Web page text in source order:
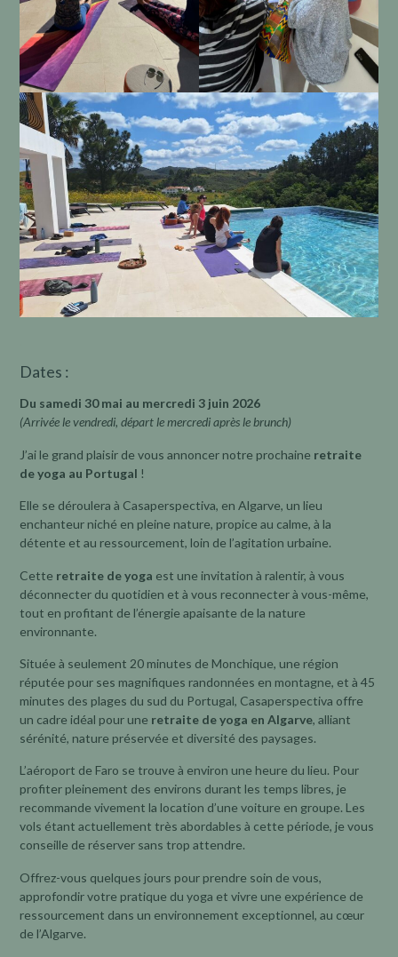
Dates :
Du samedi 30 mai au mercredi 3 juin 2026
(Arrivée le vendredi, départ le mercredi après le brunch)
J’ai le grand plaisir de vous annoncer notre prochaine retraite
de yoga au Portugal !
Elle se déroulera à Casaperspectiva, en Algarve, un lieu
enchanteur niché en pleine nature, propice au calme, à la
détente et au ressourcement, loin de l’agitation urbaine.
Cette retraite de yoga est une invitation à ralentir, à vous
déconnecter du quotidien et à vous reconnecter à vous-même,
tout en profitant de l’énergie apaisante de la nature
environnante.
Située à seulement 20 minutes de Monchique, une région
réputée pour ses magnifiques randonnées en montagne, et à 45
minutes des plages du sud du Portugal, Casaperspectiva offre
un cadre idéal pour une retraite de yoga en Algarve, alliant
sérénité, nature préservée et diversité des paysages.
L’aéroport de Faro se trouve à environ une heure du lieu. Pour
profiter pleinement des environs durant les temps libres, je
recommande vivement la location d’une voiture en groupe. Les
vols étant actuellement très abordables à cette période, je vous
conseille de réserver sans trop attendre.
Offrez-vous quelques jours pour prendre soin de vous,
approfondir votre pratique du yoga et vivre une expérience de
ressourcement dans un environnement exceptionnel, au cœur
de l’Algarve.